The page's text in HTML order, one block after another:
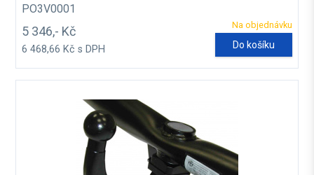
PO3V0001
Na objednávku
5 346,- Kč
6 468,66 Kč s DPH Do košíku